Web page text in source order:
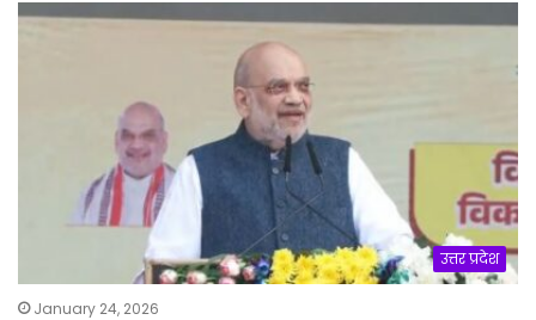
उत्तर प्रदेश
January 24, 2026